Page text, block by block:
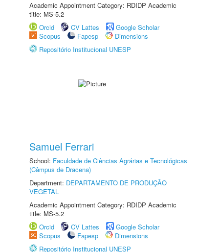
Academic Appointment Category: RDIDP Academic
title: MS-5.2
Orcid
CV Lattes
Google Scholar
Scopus
Fapesp
Dimensions
Repositório Institucional UNESP
Samuel Ferrari
School: Faculdade de Ciências Agrárias e Tecnológicas
(Câmpus de Dracena)
Department: DEPARTAMENTO DE PRODUÇÃO
VEGETAL
Academic Appointment Category: RDIDP Academic
title: MS-5.2
Orcid
CV Lattes
Google Scholar
Scopus
Fapesp
Dimensions
Repositório Institucional UNESP